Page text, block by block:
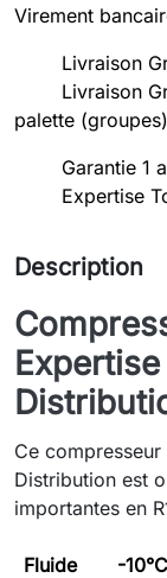
Virement
Livraison
Livraison
palette (groupes)
Garantie 1
Expertise
Description
Ce
Distribution est
importantes en
Fluide -10°C